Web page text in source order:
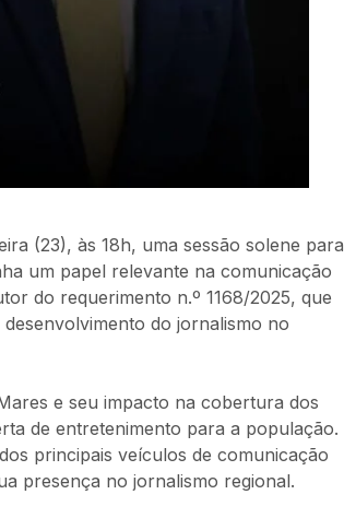
(23), às 18h, uma sessão solene para
um papel relevante na comunicação
do requerimento n.º 1168/2025, que
do jornalismo no
e seu impacto na cobertura dos
de entretenimento para a população.
principais veículos de comunicação
presença no jornalismo regional.